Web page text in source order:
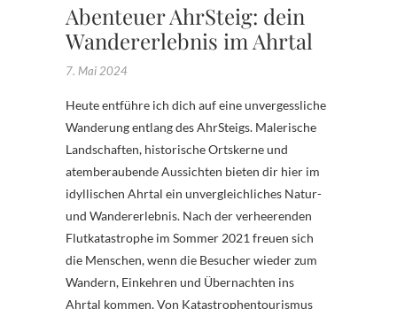
Abenteuer AhrSteig: dein
Wandererlebnis im Ahrtal
7. Mai 2024
Heute entführe ich dich auf eine unvergessliche
Wanderung entlang des AhrSteigs. Malerische
Landschaften, historische Ortskerne und
atemberaubende Aussichten bieten dir hier im
idyllischen Ahrtal ein unvergleichliches Natur-
und Wandererlebnis. Nach der verheerenden
Flutkatastrophe im Sommer 2021 freuen sich
die Menschen, wenn die Besucher wieder zum
Wandern, Einkehren und Übernachten ins
Ahrtal kommen. Von Katastrophentourismus